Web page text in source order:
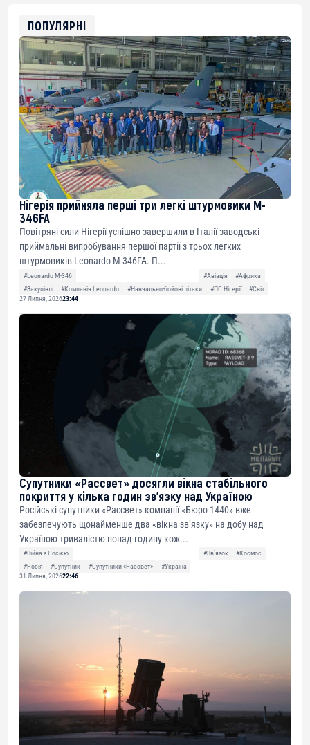
0xfD02863D3289416fcF50975c9DFda13623f97758
ПОПУЛЯРНІ
Нігерія прийняла перші три легкі штурмовики M-
346FA
Повітряні сили Нігерії успішно завершили в Італії заводські
приймальні випробування першої партії з трьох легких
штурмовиків Leonardo M-346FA. П...
#Leonardo M-346 #Авіація
#Африка
#Закупівлі
#Компанія Leonardo #Навчально-бойові літаки #ПС Нігерії
#Світ
27 Липня, 202623:44
Супутники «Рассвет» досягли вікна стабільного
покриття у кілька годин зв’язку над Україною
Російські супутники «Рассвет» компанії «Бюро 1440» вже
забезпечують щонайменше два «вікна зв’язку» на добу над
Україною тривалістю понад годину кож...
#Війна з Росією #Звʼязок
#Космос
#Росія
#Супутник #Супутники «Рассвет»
#Україна
31 Липня, 202622:46